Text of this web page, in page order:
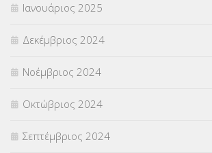
Ιανουάριος 2025
Δεκέμβριος 2024
Νοέμβριος 2024
Οκτώβριος 2024
Σεπτέμβριος 2024